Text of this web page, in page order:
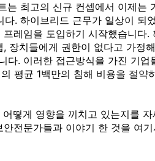
는 최고의 신규 컨셉에서 이제는
. 하이브리드 근무가 일상이 되
레임을 도입하기 시작했습니다.
장치들에게 권한이 없다고 가정
다. 이러한 접근방식을 가진 기업
평균 1백만의 침해 비용을 절약
떻게 영향을 끼치고 있는지를 자
전문가들과 이야기 한 것을 여